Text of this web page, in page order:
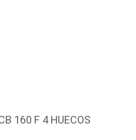
160 F 4 HUECOS